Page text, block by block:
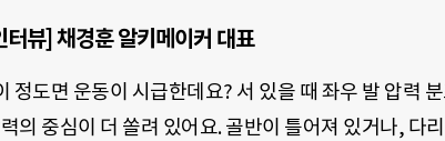
터뷰] 채경훈 알키메이커 대표
정도면 운동이 시급한데요? 서 있을 때 좌우 발 압력
의 중심이 더 쏠려 있어요. 골반이 틀어져 있거나, 다